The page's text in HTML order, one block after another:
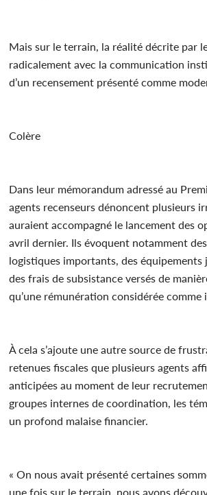
Mais sur le terrain, la réalité décrite par
radicalement avec la communication
d’un recensement présenté comme
Colère
Dans leur mémorandum adressé au
agents recenseurs dénoncent plusieurs
auraient accompagné le lancement des
avril dernier. Ils évoquent notamment
logistiques importants, des équipements
des frais de subsistance versés de
qu’une rémunération considérée comme
À cela s’ajoute une autre source de
retenues fiscales que plusieurs agents
anticipées au moment de leur
groupes internes de coordination, les
un profond malaise financier.
« On nous avait présenté certaines
une fois sur le terrain, nous avons